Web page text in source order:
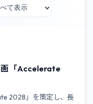
画「Accelerate
2028」を策定し、長